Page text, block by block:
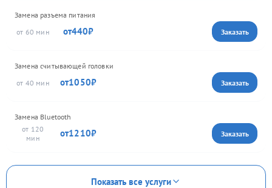
Замена разъема питания
60
440
Замена считывающей головки
40
1050
Замена Bluetooth
120
1210
Показать все услуги